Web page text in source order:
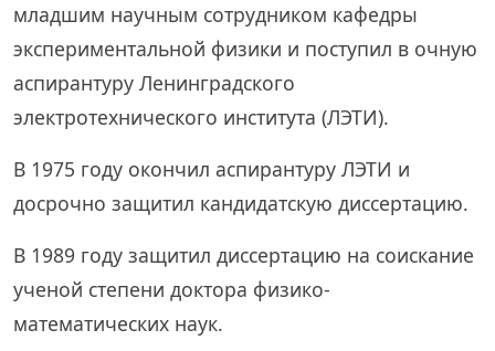
младшим научным сотрудником кафедры
экспериментальной физики и поступил в очную
аспирантуру Ленинградского
электротехнического института (ЛЭТИ).
В 1975 году окончил аспирантуру ЛЭТИ и
досрочно защитил кандидатскую диссертацию.
В 1989 году защитил диссертацию на соискание
ученой степени доктора физико-
математических наук.